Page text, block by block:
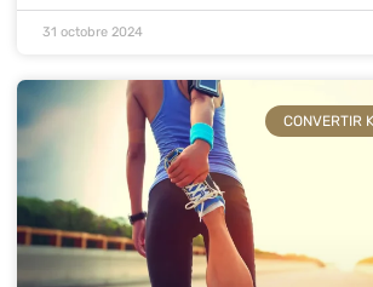
31 octobre 2024
CONVERTIR